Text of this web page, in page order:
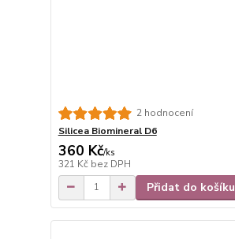
2 hodnocení
Silicea Biomineral D6
360 Kč/ks
321 Kč bez DPH
Přidat do košíku